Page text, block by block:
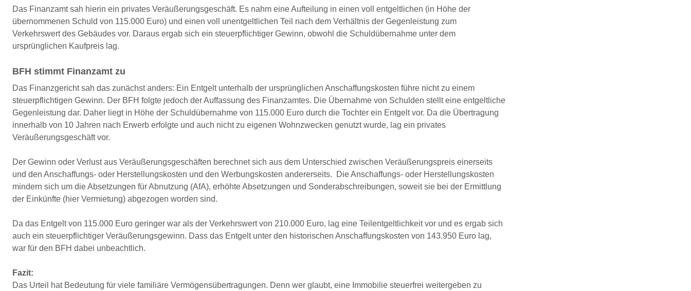
Das Finanzamt sah hierin ein privates Veräußerungsgeschäft. Es nahm eine Aufteilung in einen voll entgeltlichen (in Höhe der
übernommenen Schuld von 115.000 Euro) und einen voll unentgeltlichen Teil nach dem Verhältnis der Gegenleistung zum
Verkehrswert des Gebäudes vor. Daraus ergab sich ein steuerpflichtiger Gewinn, obwohl die Schuldübernahme unter dem
ursprünglichen Kaufpreis lag.
BFH stimmt Finanzamt zu
Das Finanzgericht sah das zunächst anders: Ein Entgelt unterhalb der ursprünglichen Anschaffungskosten führe nicht zu einem
steuerpflichtigen Gewinn. Der BFH folgte jedoch der Auffassung des Finanzamtes. Die Übernahme von Schulden stellt eine entgeltliche
Gegenleistung dar. Daher liegt in Höhe der Schuldübernahme von 115.000 Euro durch die Tochter ein Entgelt vor. Da die Übertragung
innerhalb von 10 Jahren nach Erwerb erfolgte und auch nicht zu eigenen Wohnzwecken genutzt wurde, lag ein privates
Veräußerungsgeschäft vor.
Der Gewinn oder Verlust aus Veräußerungsgeschäften berechnet sich aus dem Unterschied zwischen Veräußerungspreis einerseits
und den Anschaffungs- oder Herstellungskosten und den Werbungskosten andererseits. Die Anschaffungs- oder Herstellungskosten
mindern sich um die Absetzungen für Abnutzung (AfA), erhöhte Absetzungen und Sonderabschreibungen, soweit sie bei der Ermittlung
der Einkünfte (hier Vermietung) abgezogen worden sind.
Da das Entgelt von 115.000 Euro geringer war als der Verkehrswert von 210.000 Euro, lag eine Teilentgeltlichkeit vor und es ergab sich
auch ein steuerpflichtiger Veräußerungsgewinn. Dass das Entgelt unter den historischen Anschaffungskosten von 143.950 Euro lag,
war für den BFH dabei unbeachtlich.
Fazit:
Das Urteil hat Bedeutung für viele familiäre Vermögensübertragungen. Denn wer glaubt, eine Immobilie steuerfrei weitergeben zu